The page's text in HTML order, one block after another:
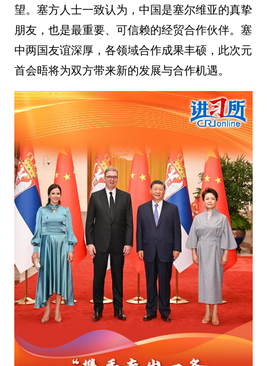
望。塞方人士一致认为，中国是塞尔维亚的真挚
朋友，也是最重要、可信赖的经贸合作伙伴。塞
中两国友谊深厚，各领域合作成果丰硕，此次元
首会晤将为双方带来新的发展与合作机遇。